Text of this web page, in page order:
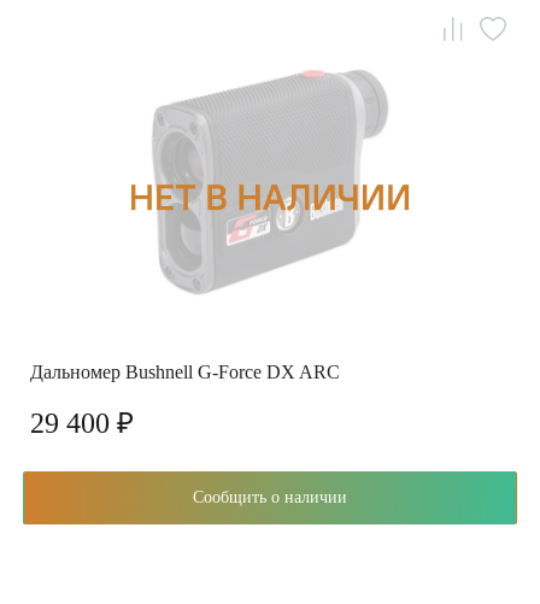
Дальномер Bushnell G-Force DX ARC
29 400 ₽
Сообщить о наличии